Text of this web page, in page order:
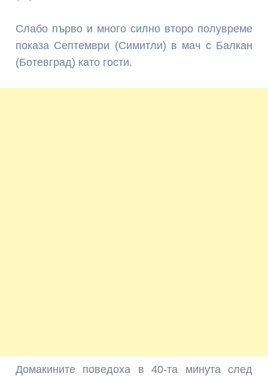
Слабо първо и много силно второ полувреме
показа Септември (Симитли) в мач с Балкан
(Ботевград) като гости.
Домакините поведоха в 40-та минута след